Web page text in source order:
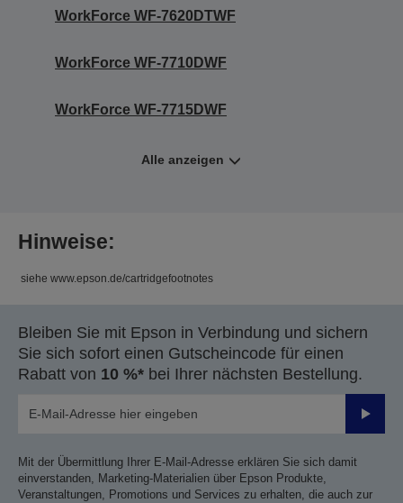
WorkForce WF-7620DTWF
WorkForce WF-7710DWF
WorkForce WF-7715DWF
Alle anzeigen
Hinweise:
siehe www.epson.de/cartridgefootnotes
Bleiben Sie mit Epson in Verbindung und sichern
Sie sich sofort einen Gutscheincode für einen
Rabatt von 10 %* bei Ihrer nächsten Bestellung.
Mit der Übermittlung Ihrer E-Mail-Adresse erklären Sie sich damit
einverstanden, Marketing-Materialien über Epson Produkte,
Veranstaltungen, Promotions und Services zu erhalten, die auch zur